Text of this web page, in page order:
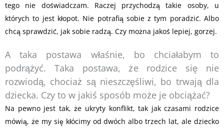
tego nie doświadczam. Raczej przychodzą takie osoby, u
których to jest kłopot. Nie potrafią sobie z tym poradzić. Albo
chcą sprawdzić, jak sobie radzą. Czy można jakoś lepiej, gorzej.
A taka postawa właśnie, bo chciałabym to
podrążyć. Taka postawa, że rodzice się nie
rozwiodą, chociaż są nieszczęśliwi, bo trwają dla
dziecka. Czy to w jakiś sposób może je obciążać?
Na pewno jest tak, że ukryty konflikt, tak jak czasami rodzice
mówią, że my się kłócimy od dwóch albo trzech lat, ale dziecko